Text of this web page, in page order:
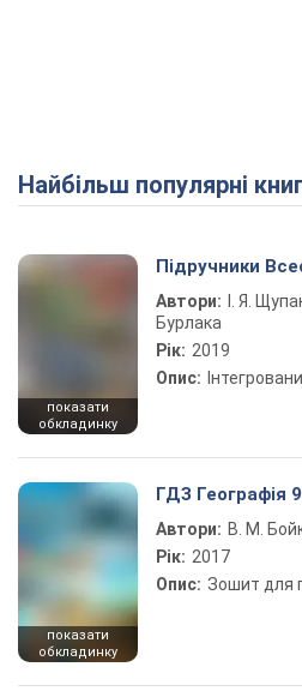
Найбільш популярні
показати
обкладинку
Підручники
Автори:
І. Я.
Бурлака
Рік: 2019
Опис:
показати
обкладинку
ГДЗ Географія
Автори: В. М.
Рік: 2017
Опис: Зошит для